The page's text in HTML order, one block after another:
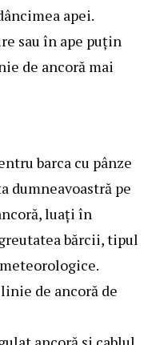
apei.
sau în ape puțin
de ancoră mai
barca cu pânze
dumneavoastră pe
luați în
bărcii, tipul
de ancoră de